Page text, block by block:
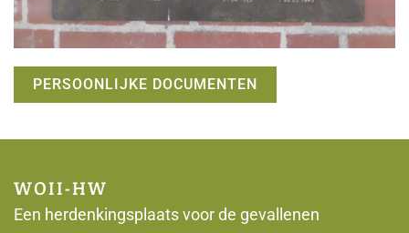
PERSOONLIJKE DOCUMENTEN
WOII-HW
Een herdenkingsplaats voor de gevallenen